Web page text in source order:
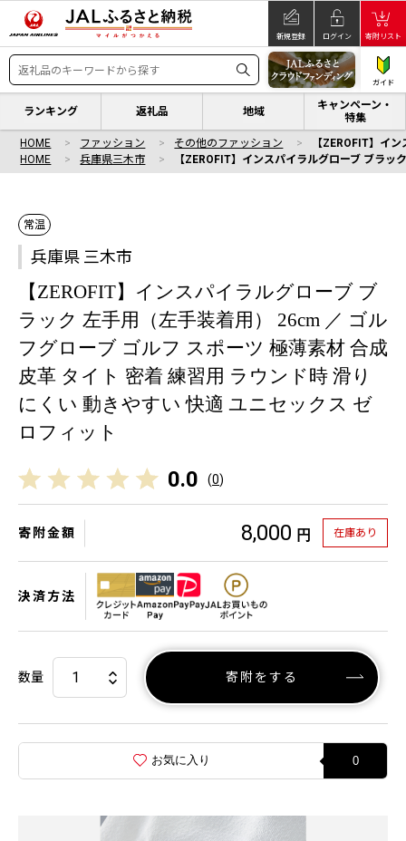
新規登録 ログイン 寄附リスト
ガイド
ランキング 返礼品 地域
キャンペーン・
特集
HOME ファッション その他のファッション
【ZEROFIT】イ
HOME
兵庫県三木市 【ZEROFIT】インスパイラルグローブ ブラ
常温
兵庫県 三木市
【ZEROFIT】インスパイラルグローブ ブ
ラック 左手用（左手装着用） 26cm ／ ゴル
フグローブ ゴルフ スポーツ 極薄素材 合成
皮革 タイト 密着 練習用 ラウンド時 滑り
にくい 動きやすい 快適 ユニセックス ゼ
ロフィット
0.0 (0)
寄附金額 8,000 円 在庫あり
決済方法
数量 寄附をする
お気に入り 0